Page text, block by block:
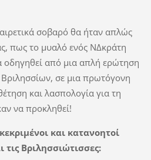
σοβαρό θα ήταν απλώς
πως το μυαλό ενός ΝΔκράτη
από μια απλή ερώτηση
σε μια πρωτόγονη
και λασπολογία για τη
να προκληθεί!
και κατανοητοί
τις Βριλησσιώτισσες: